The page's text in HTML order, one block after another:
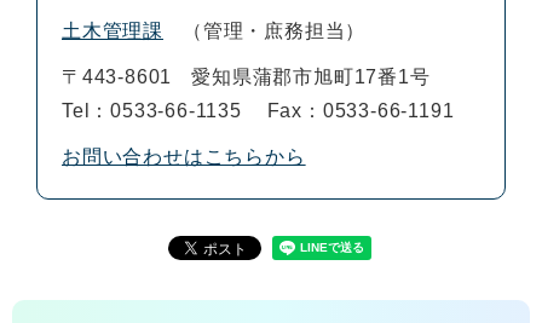
土木管理課 管理・庶務担当
〒443-8601
愛知県蒲郡市旭町17番1号
Tel：0533-66-1135
Fax：0533-66-1191
お問い合わせはこちらから